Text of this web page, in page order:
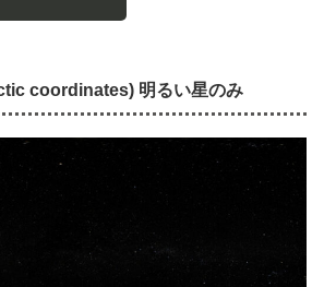
coordinates) 明るい星のみ